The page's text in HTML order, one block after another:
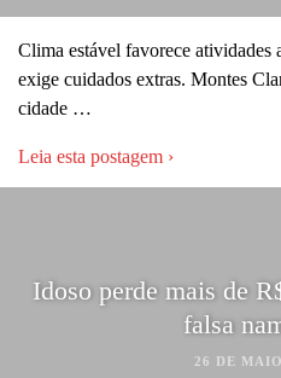
Clima estável favorece
exige cuidados extras. Montes
cidade …
Leia esta postagem ›
Idoso perde mais de
falsa
26 DE